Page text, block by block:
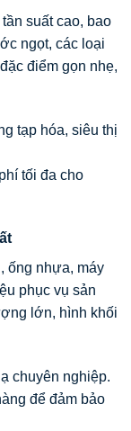
suất cao, bao
ngọt, các loại
điểm gọn nhẹ,
tạp hóa, siêu thị
tối đa cho
ống nhựa, máy
phục vụ sản
lớn, hình khối
chuyên nghiệp.
để đảm bảo